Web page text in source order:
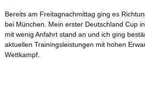
Bereits am Freitagnachmittag ging es
bei München. Mein erster Deutschland Cup
mit wenig Anfahrt stand an und ich ging
aktuellen Trainingsleistungen mit hohen
Wettkampf.